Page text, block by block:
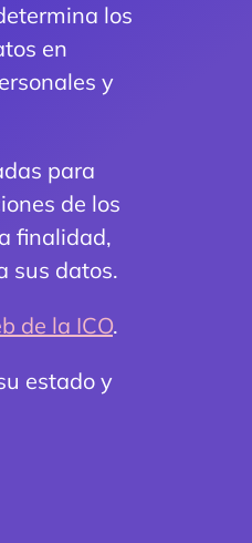
los
en
y
para
de los
finalidad,
sus datos.
de la ICO.
estado y